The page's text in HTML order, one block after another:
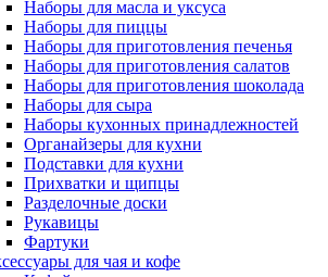
Наборы для масла и уксуса
Наборы для пиццы
Наборы для приготовления печенья
Наборы для приготовления салатов
Наборы для приготовления шоколада
Наборы для сыра
Наборы кухонных принадлежностей
Органайзеры для кухни
Подставки для кухни
Прихватки и щипцы
Разделочные доски
Рукавицы
Фартуки
для чая и кофе